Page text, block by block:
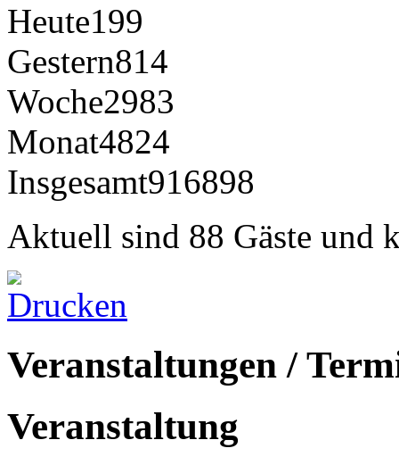
Heute199
Gestern814
Woche2983
Monat4824
Insgesamt916898
Aktuell sind 88 Gäste und
Veranstaltungen /
Veranstaltung